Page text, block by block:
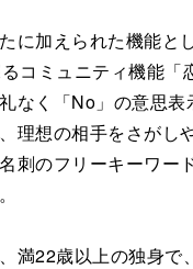
に加えられた機能と
コミュニティ機能「
なく「No」の意思表
理想の相手をさがし
刺のフリーキーワー
満22歳以上の独身で